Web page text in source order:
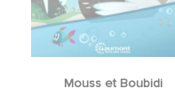
Mouss et Boubidi